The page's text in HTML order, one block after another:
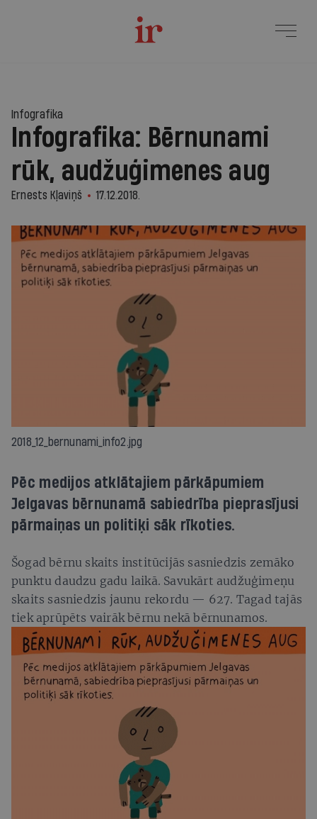
Infografika
Infografika: Bērnunami
rūk, audžuģimenes aug
Ernests Kļaviņš 17.12.2018.
2018_12_bernunami_info2.jpg
Pēc medijos atklātajiem pārkāpumiem
Jelgavas bērnunamā sabiedrība pieprasījusi
pārmaiņas un politiķi sāk rīkoties.
Šogad bērnu skaits institūcijās sasniedzis zemāko
punktu daudzu gadu laikā. Savukārt audžuģimeņu
skaits sasniedzis jaunu rekordu — 627. Tagad tajās
tiek aprūpēts vairāk bērnu nekā bērnunamos.